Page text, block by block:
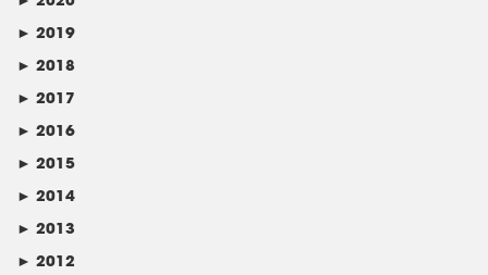
► 2019
► 2018
► 2017
► 2016
► 2015
► 2014
► 2013
► 2012